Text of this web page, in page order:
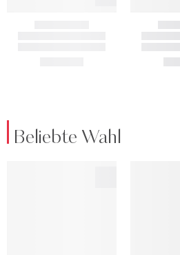
Beliebte Wahl